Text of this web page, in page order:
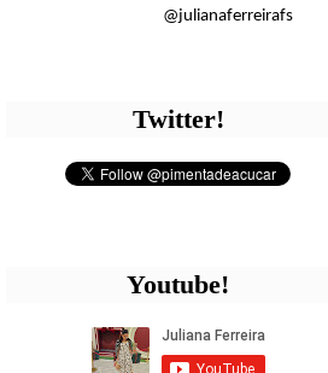
@julianaferreirafs
Twitter!
Youtube!